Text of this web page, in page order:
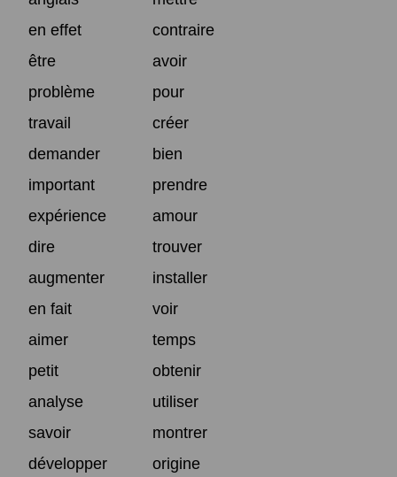
en effet
contraire
être
avoir
problème
pour
travail
créer
demander
bien
important
prendre
expérience
amour
dire
trouver
augmenter
installer
en fait
voir
aimer
temps
petit
obtenir
analyse
utiliser
savoir
montrer
développer
origine